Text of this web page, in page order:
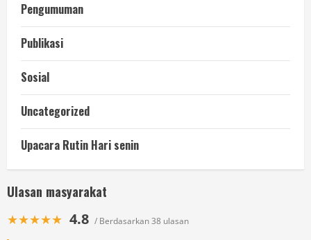
Pengumuman
Publikasi
Sosial
Uncategorized
Upacara Rutin Hari senin
Ulasan masyarakat
★★★★★ 4.8 / Berdasarkan 38 ulasan